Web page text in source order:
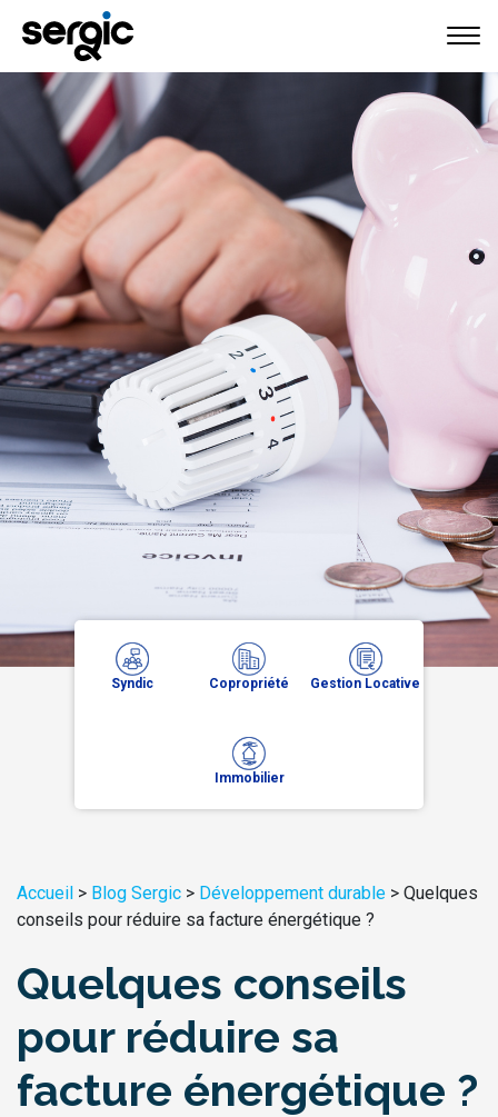
Syndic Copropriété Gestion Locative
Immobilier
Accueil > Blog Sergic > Développement durable > Quelques
conseils pour réduire sa facture énergétique ?
Quelques conseils
pour réduire sa
facture énergétique ?